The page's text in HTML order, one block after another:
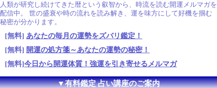
人類が研究し続けてきた暦という叡智から、時流を読む開運メルマガを
配信中。 世の盛衰や時の流れを読み解き、運を味方にして好機を掴む
秘密が分かります。
[無料] あなたの毎月の運勢をズバリ鑑定！
[無料] 開運の処方箋～あなたの運勢の秘密！
[無料]今日から開運体質！強運を引き寄せるメルマガ
▼有料鑑定 占い講座のご案内